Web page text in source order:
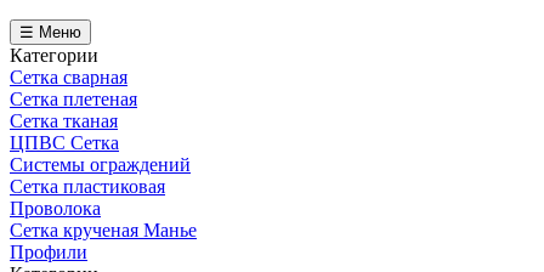
☰ Меню
Категории
Сетка сварная
Сетка плетеная
Сетка тканая
ЦПВС Сетка
Системы ограждений
Сетка пластиковая
Проволока
Сетка крученая Манье
Профили